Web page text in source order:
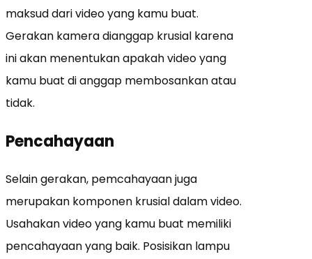
maksud dari video yang kamu buat.
Gerakan kamera dianggap krusial karena
ini akan menentukan apakah video yang
kamu buat di anggap membosankan atau
tidak.
Pencahayaan
Selain gerakan, pemcahayaan juga
merupakan komponen krusial dalam video.
Usahakan video yang kamu buat memiliki
pencahayaan yang baik. Posisikan lampu